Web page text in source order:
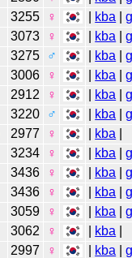
3255 ♀ kba |
3073 ♀ kba |
3275 ♂ kba |
3006 ♀ kba |
2912 ♀ kba |
3220 ♂ kba |
2977 ♀ kba
3234 ♀ kba |
3436 ♀ kba |
3436 ♀ kba |
3059 ♀ kba |
3062 ♀ kba
2997 ♀ kba |